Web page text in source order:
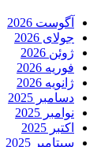
آگوست 2026
جولای 2026
ژوئن 2026
فوریه 2026
ژانویه 2026
دسامبر 2025
نوامبر 2025
اکتبر 2025
سپتامبر 2025